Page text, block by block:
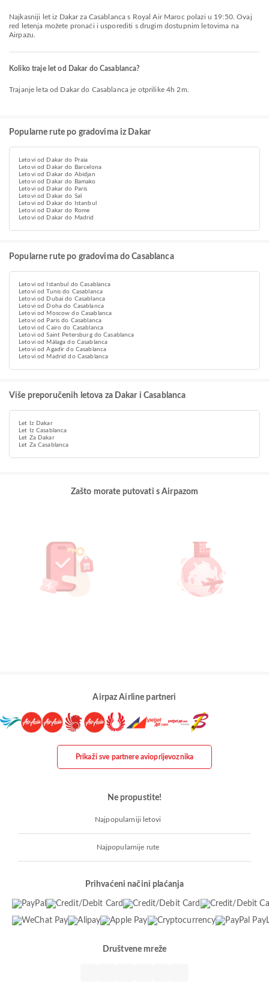
Najkasniji let iz Dakar za Casablanca s Royal Air Maroc polazi u 19:50. Ovaj
red letenja možete pronaći i usporediti s drugim dostupnim letovima na
Airpazu.
Koliko traje let od Dakar do Casablanca?
Trajanje leta od Dakar do Casablanca je otprilike 4h 2m.
Popularne rute po gradovima iz Dakar
Letovi od Dakar do Praia
Letovi od Dakar do Barcelona
Letovi od Dakar do Abidjan
Letovi od Dakar do Bamako
Letovi od Dakar do Paris
Letovi od Dakar do Sal
Letovi od Dakar do Istanbul
Letovi od Dakar do Rome
Letovi od Dakar do Madrid
Popularne rute po gradovima do Casablanca
Letovi od Istanbul do Casablanca
Letovi od Tunis do Casablanca
Letovi od Dubai do Casablanca
Letovi od Doha do Casablanca
Letovi od Moscow do Casablanca
Letovi od Paris do Casablanca
Letovi od Cairo do Casablanca
Letovi od Saint Petersburg do Casablanca
Letovi od Málaga do Casablanca
Letovi od Agadir do Casablanca
Letovi od Madrid do Casablanca
Više preporučenih letova za Dakar i Casablanca
Let Iz Dakar
Let Iz Casablanca
Let Za Dakar
Let Za Casablanca
Zašto morate putovati s Airpazom
Airpaz Airline partneri
Prikaži sve partnere avioprijevoznika
Ne propustite!
Najpopularniji letovi
Najpopularnije rute
Prihvaćeni načini plaćanja
Društvene mreže